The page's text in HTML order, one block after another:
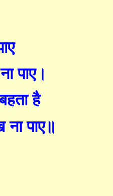
पाए।
है
पाए॥